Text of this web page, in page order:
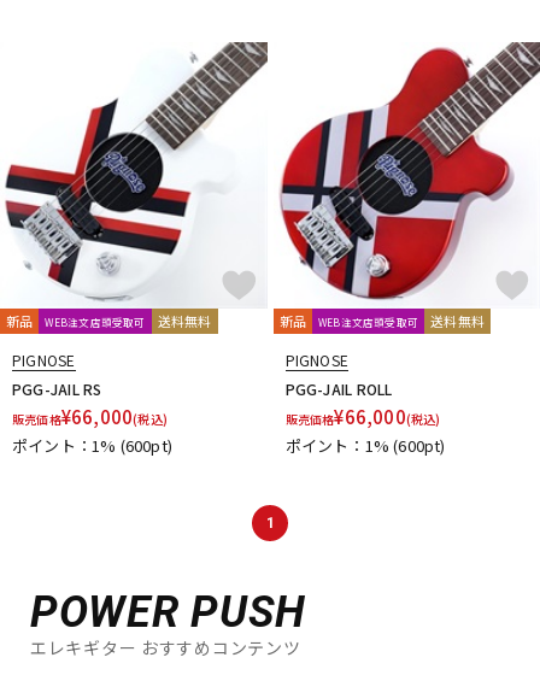
DTM オンライン納品 レコーディング機器
配信/ライブ機器 楽器アクセサリ
中古 ヴィンテージ
新品 WEB注文店頭受取可 送料無料
PIGNOSE
PGG-JAIL RS
販売価格¥66,000(税込)
ポイント：1% (600pt)
新品 WEB注文店頭受取可 送料無料
PIGNOSE
PGG-JAIL ROLL
販売価格¥66,000(税込)
ポイント：1%(600pt)
1
POWER PUSH
エレキギター おすすめコンテンツ